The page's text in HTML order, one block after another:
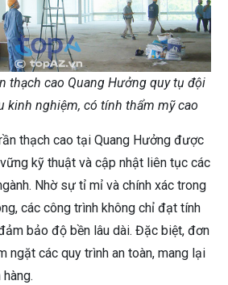
thạch cao Quang Hưởng quy tụ đội
kinh nghiệm, có tính thẩm mỹ cao
thạch cao tại Quang Hưởng được
kỹ thuật và cập nhật liên tục các
Nhờ sự tỉ mỉ và chính xác trong
các công trình không chỉ đạt tính
bảo độ bền lâu dài. Đặc biệt, đơn
ngặt các quy trình an toàn, mang lại